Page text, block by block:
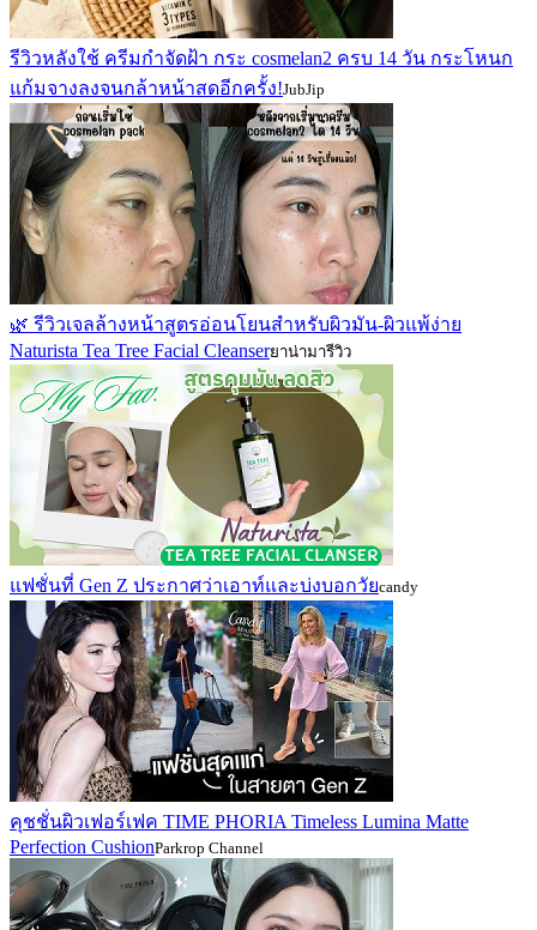
รีวิวหลังใช้ ครีมกำจัดฝ้า กระ cosmelan2 ครบ 14 วัน กระโหนก
แก้มจางลงจนกล้าหน้าสดอีกครั้ง!JubJip
🌿 รีวิวเจลล้างหน้าสูตรอ่อนโยนสำหรับผิวมัน-ผิวแพ้ง่าย
Naturista Tea Tree Facial Cleanserยาน่ามารีวิว
แฟชั่นที่ Gen Z ประกาศว่าเอาท์และบ่งบอกวัยcandy
คุชชั่นผิวเฟอร์เฟค TIME PHORIA Timeless Lumina Matte
Perfection CushionParkrop Channel